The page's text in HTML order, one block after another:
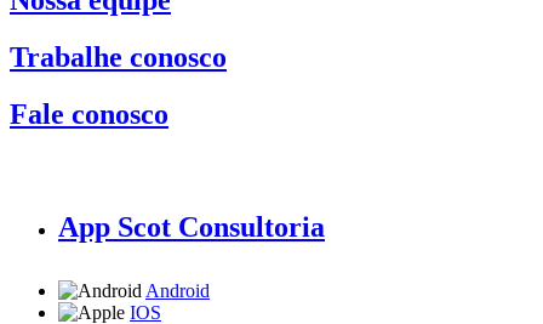
Trabalhe conosco
Fale conosco
App Scot Consultoria
Android
IOS